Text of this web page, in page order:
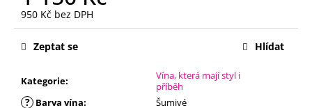
950 Kč bez DPH
Měrná
Kategorie:
Vína, která mají styl i
příběh
? Barva vína: Šumivé
Zeptat se Hlídat
D
o
p
u